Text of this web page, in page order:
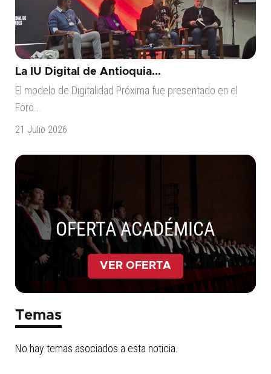
La IU Digital de Antioquia...
El modelo de Digitalidad Próxima fue presentado en el
Foro...
21 Julio 2026
OFERTA ACADÉMICA
VER OFERTA
Temas
No hay temas asociados a esta noticia.